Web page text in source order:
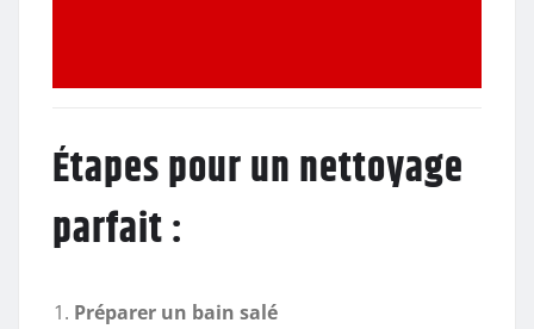
Étapes pour un nettoyage
parfait :
Préparer un bain salé